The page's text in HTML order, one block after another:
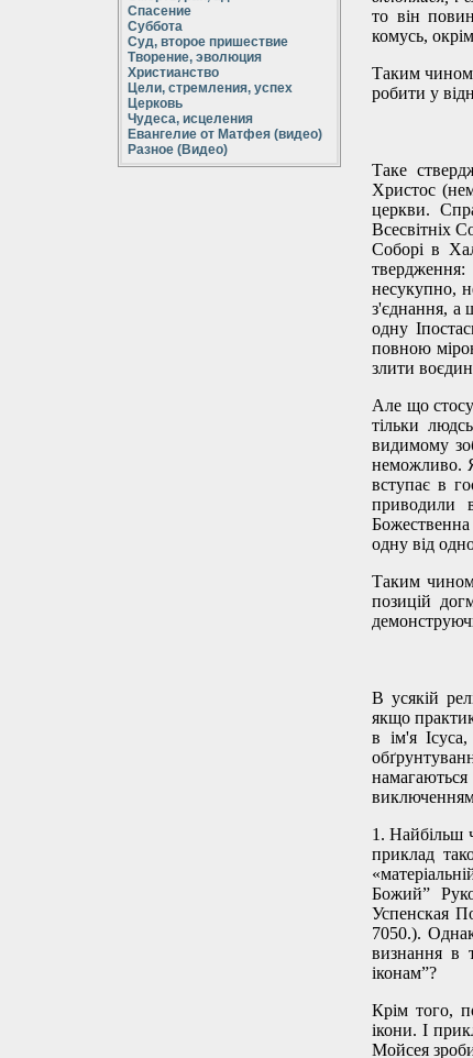
Спасение
Суббота
Суд, второе пришествие
Творение, эволюция
Христианство
Цели, стремления, успех
Церковь
Чудеса, исцеления
Евангелие от Матфея (видео)
Разное (Видео)
то він
комусь,
Таким
робити у
Таке
Христос
церкви.
Всесвітніх
Соборі в
несукупно,
з'єднання, а
одну
повною
злити
Але що
тільки
видимому
неможливо.
вступає в
приводили
одну від
Таким
позицій
В усякій
якщо
в ім'я
1. Найбільш
приклад
Божий”
Успенская
7050.).
визнання в
іконам”?
Крім того,
ікони. І
Мойсея